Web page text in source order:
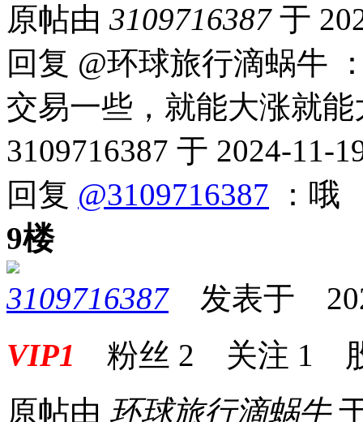
原帖由 3109716387 于
回复 @环球旅行滴蜗牛
交易一些，就能大涨就
3109716387 于 2024-11-
回复 @3109716387 ：哦
9楼
3109716387发表于
VIP1 粉丝 2 关注 1
原帖由 环球旅行滴蜗牛